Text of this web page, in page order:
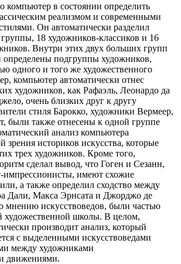
компьютер в состоянии определить
реализмом и современными
Он автоматически разделил
18 художников-классиков и 16
Внутри этих двух больших групп
подгруппы художников,
одного и того же художественного
компьютер автоматически отнес
художников, как Рафаэль, Леонардо да
очень близких друг к другу
стиля Барокко, художники Вермеер,
были также отнесены к одной группе
анализ компьютера
зрения историков искусства, которые
трех художников. Кроме того,
сделал вывод, что Гоген и Сезанн,
импрессионисты, имеют схожие
а также определил сходство между
Дали, Макса Эрнсата и Джорджо де
мнению искусствоведов, были частью
художественной школы. В целом,
производит анализ, который
с выделенными искусствоведами
между художниками
движениями.